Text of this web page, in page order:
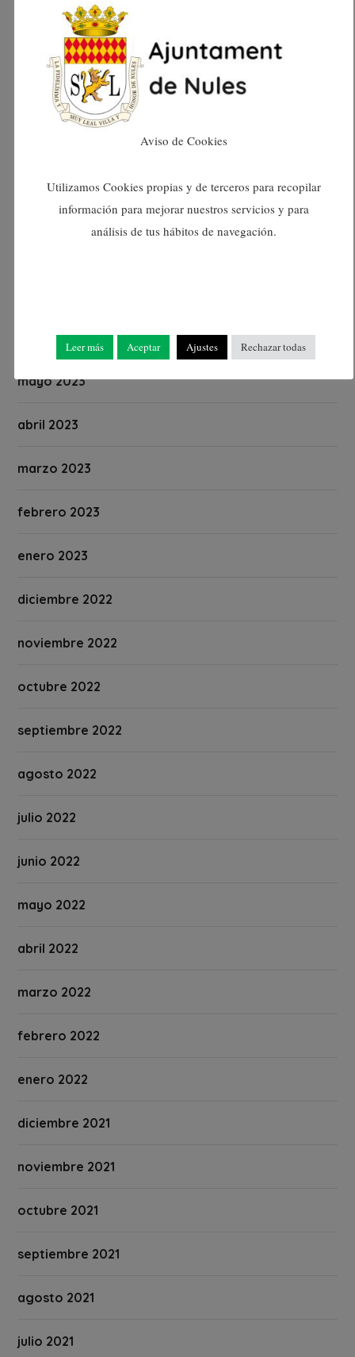
enero 2024
diciembre 2023
noviembre 2023
septiembre 2023
junio 2023
mayo 2023
abril 2023
marzo 2023
febrero 2023
enero 2023
diciembre 2022
noviembre 2022
octubre 2022
septiembre 2022
agosto 2022
julio 2022
junio 2022
mayo 2022
abril 2022
marzo 2022
febrero 2022
enero 2022
diciembre 2021
noviembre 2021
octubre 2021
septiembre 2021
agosto 2021
julio 2021
Aviso de Cookies
Utilizamos Cookies propias y de terceros para recopilar
información para mejorar nuestros servicios y para
análisis de tus hábitos de navegación.
Leer más Aceptar Ajustes Rechazar todas